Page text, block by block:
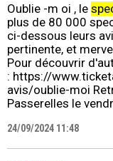
Oublie -m oi , le
plus de 80 000
ci-dessous leurs
pertinente, et
Pour découvrir
: https://
avis/oublie-moi
Passerelles le
24/09/2024 11:48